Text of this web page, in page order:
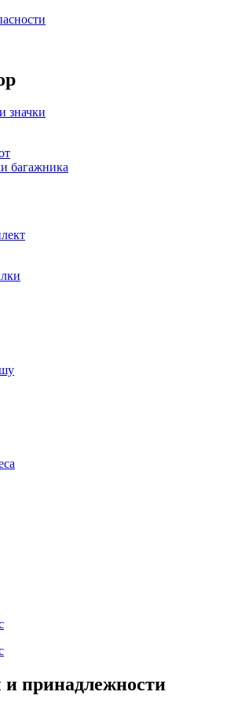
значки
багажника
принадлежности